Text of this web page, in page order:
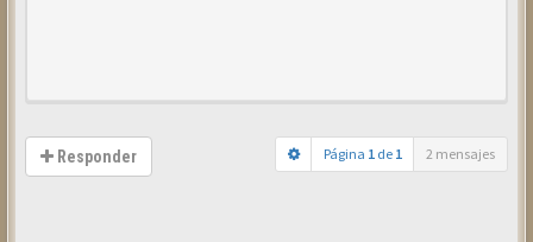
Responder Página 1 de 1 2 mensajes